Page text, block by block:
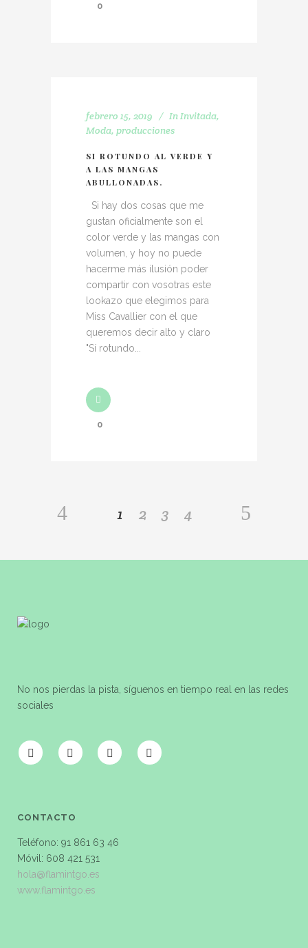
0
febrero 15, 2019 InInvitada,
Moda, producciones
SI ROTUNDO AL VERDE Y
A LAS MANGAS
ABULLONADAS.
Si hay dos cosas que me
gustan oficialmente son el
color verde y las mangas con
volumen, y hoy no puede
hacerme más ilusión poder
compartir con vosotras este
lookazo que elegimos para
Miss Cavallier con el que
queremos decir alto y claro
"Sí rotundo...
0
1 2 3 4
No nos pierdas la pista, síguenos en tiempo real en las redes
sociales
CONTACTO
Teléfono: 91 861 63 46
Móvil: 608 421 531
hola@flamintgo.es
www.flamintgo.es